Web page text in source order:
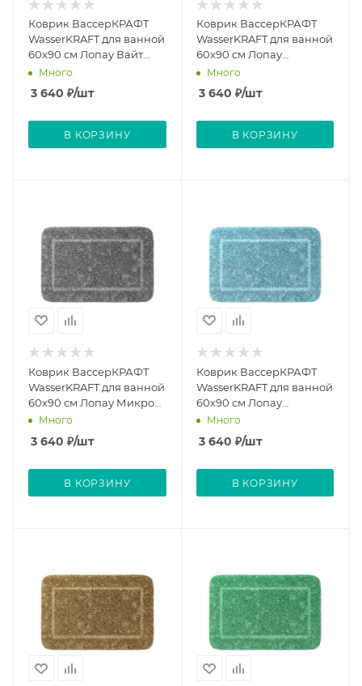
Коврик ВассерКРАФТ
WasserKRAFT для ванной
60х90 см Лопау Вайт
Lopau White
Много
3 640 ₽/шт
В КОРЗИНУ
Коврик ВассерКРАФТ
WasserKRAFT для ванной
60х90 см Лопау
Альмондин Lopau
Almondine
Много
3 640 ₽/шт
В КОРЗИНУ
Коврик ВассерКРАФТ
WasserKRAFT для ванной
60х90 см Лопау Микро
Чип Lopau Micro Chip
Много
3 640 ₽/шт
В КОРЗИНУ
Коврик ВассерКРАФТ
WasserKRAFT для ванной
60х90 см Лопау
Клеавоте Lopau
Clearwater
Много
3 640 ₽/шт
В КОРЗИНУ